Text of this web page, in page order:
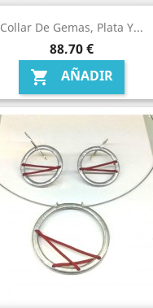
Collar De Gemas, Plata Y...
Precio
88,70 €
 AÑADIR